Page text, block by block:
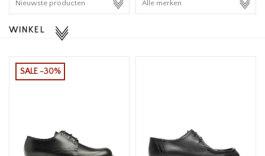
HOMEWARE
MERKEN
WINKEL
SALE -30%